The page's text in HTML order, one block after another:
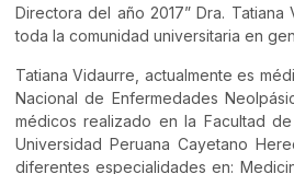
Directora del año 2017” Dra. Tatiana
toda la comunidad universitaria en
Tatiana Vidaurre, actualmente es
Nacional de Enfermedades
médicos realizado en la Facultad
Universidad Peruana Cayetano
diferentes especialidades en: